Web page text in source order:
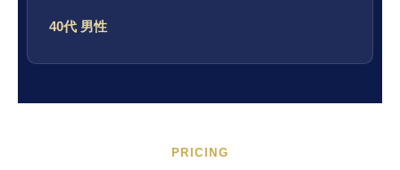
40代 男性
PRICING